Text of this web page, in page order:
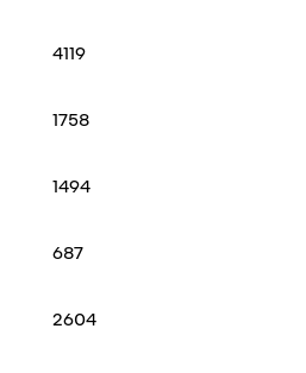
4119
1758
1494
687
2604